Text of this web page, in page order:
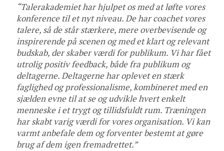
“Talerakademiet har hjulpet os med at løfte vores
konference til et nyt niveau. De har coachet vores
talere, så de står stærkere, mere overbevisende og
inspirerende på scenen og med et klart og relevant
budskab, der skaber værdi for publikum. Vi har fået
utrolig positiv feedback, både fra publikum og
deltagerne. Deltagerne har oplevet en stærk
faglighed og professionalisme, kombineret med en
sjælden evne til at se og udvikle hvert enkelt
menneske i et trygt og tillidsfuldt rum. Træningen
har skabt varig værdi for vores organisation. Vi kan
varmt anbefale dem og forventer bestemt at gøre
brug af dem igen fremadrettet.”